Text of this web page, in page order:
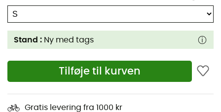
Stand : Ny med tags
Tilføje til kurven
Gratis levering fra 1000 kr